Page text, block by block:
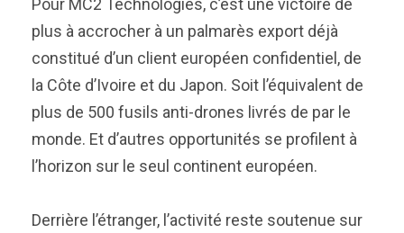
Pour MC2 Technologies, c’est une victoire de
plus à accrocher à un palmarès export déjà
constitué d’un client européen confidentiel, de
la Côte d’Ivoire et du Japon. Soit l’équivalent de
plus de 500 fusils anti-drones livrés de par le
monde. Et d’autres opportunités se profilent à
l’horizon sur le seul continent européen.
Derrière l’étranger, l’activité reste soutenue sur